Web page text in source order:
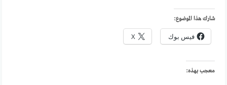
شارك هذا الموضوع:
فيس بوك X
معجب بهذه: